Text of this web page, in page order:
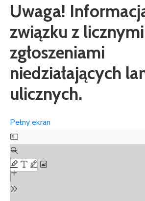
Uwaga!
związku z licznymi
zgłoszeniami
niedziałających
ulicznych.
Pełny ekran